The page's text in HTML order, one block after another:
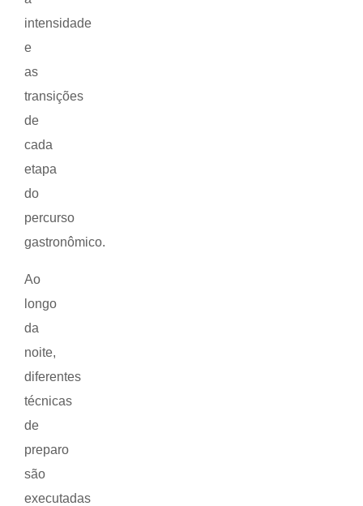
intensidade
e
as
transições
de
cada
etapa
do
percurso
gastronômico.
Ao
longo
da
noite,
diferentes
técnicas
de
preparo
são
executadas